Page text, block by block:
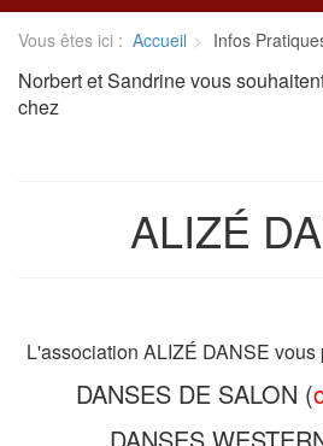
Vous êtes ici : Accueil Infos
Norbert et Sandrine vous
chez
ALIZÉ
L'association ALIZÉ DANSE vous
DANSES DE SALON (